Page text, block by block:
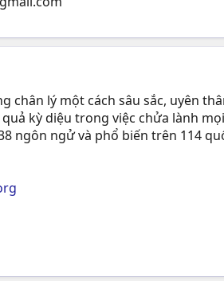
lý một cách sâu sắc, uyên
kỳ diệu trong việc chửa lành
ngôn ngử và phổ biến trên 114